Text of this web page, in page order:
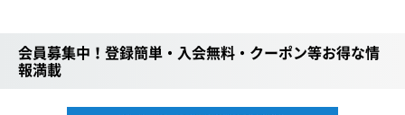
会員募集中！登録簡単・入会無料・クーポン等お得な情
報満載